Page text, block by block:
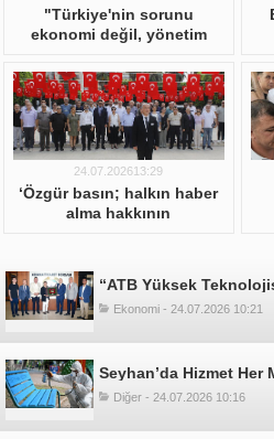
"Türkiye'nin sorunu
ekonomi değil, yönetim
24.07.202613:29
‘Özgür basın; halkın haber
alma hakkının
“ATB Yüksek
Ekonomi - 24.07.2026 10:21
Seyhan’da Hizmet Her
Diğer - 24.07.2026 10:16